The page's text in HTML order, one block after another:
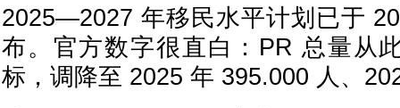
2025—2027 年移民水平计划已于
布。官方数字很直白：PR 总量从
标，调降至 2025 年 395.000 人、